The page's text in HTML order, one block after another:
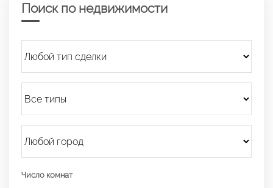
Поиск по недвижимости
Число комнат